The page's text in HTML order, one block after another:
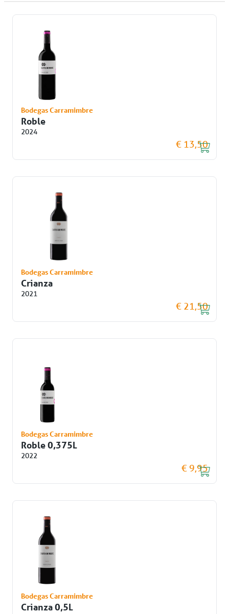
Bodegas Carramimbre
Roble
2024
€ 13,50
Bodegas Carramimbre
Crianza
2021
€ 21,50
Bodegas Carramimbre
Roble 0,375L
2022
€ 9,95
Bodegas Carramimbre
Crianza 0,5L